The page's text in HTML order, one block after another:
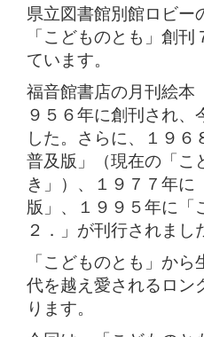
県立図書館別館ロビー
「こどものとも」創
ています。
福音館書店の月刊絵本
９５６年に創刊され、
した。さらに、１９６
普及版」（現在の「こ
き」）、１９７７年に
版」、１９９５年に「
２．」が刊行されまし
「こどものとも」か
代を越え愛されるロン
ります。